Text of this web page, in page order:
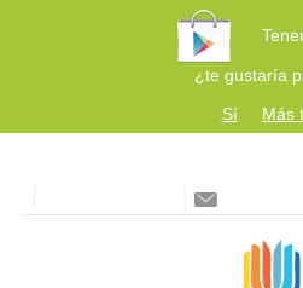
¿te gustaría
Sí
Más